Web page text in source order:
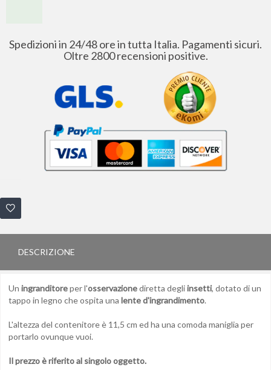
Spedizioni in 24/48 ore in tutta Italia. Pagamenti sicuri.
Oltre 2800 recensioni positive.
DESCRIZIONE
Un ingranditoreper l'osservazionediretta degliinsetti, dotato di un
tappo in legno che ospita una lente d'ingrandimento.
L'altezza del contenitore è 11,5 cm ed ha una comoda maniglia per
portarlo ovunque vuoi.
Il prezzo è riferito al singolo oggetto.